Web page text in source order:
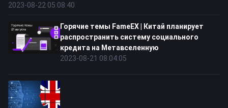
2023-08-22 05:08:40
Горячие темы FameEX | Китай планирует
распространить систему социального
кредита на Метавселенную
2023-08-21 08:04:05